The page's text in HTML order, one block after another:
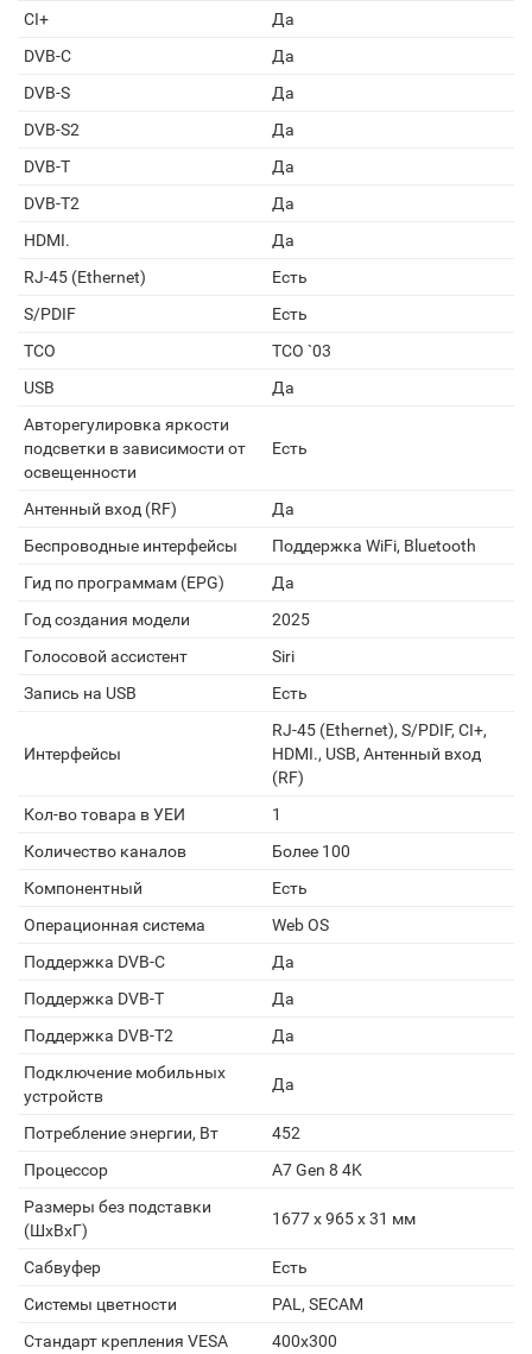
CI+
Да
DVB-C
Да
DVB-S
Да
DVB-S2
Да
DVB-T
Да
DVB-T2
Да
HDMI.
Да
RJ-45 (Ethernet)
Есть
S/PDIF
Есть
TCO
TCO `03
USB
Да
Авторегулировка яркости
подсветки в зависимости от
освещенности
Есть
Антенный вход (RF)
Да
Беспроводные интерфейсы
Поддержка WiFi, Bluetooth
Гид по программам (EPG)
Да
Год создания модели
2025
Голосовой ассистент
Siri
Запись на USB
Есть
Интерфейсы
RJ-45 (Ethernet), S/PDIF, CI+,
HDMI., USB, Антенный вход
(RF)
Кол-во товара в УЕИ
1
Количество каналов
Более 100
Компонентный
Есть
Операционная система
Web OS
Поддержка DVB-C
Да
Поддержка DVB-T
Да
Поддержка DVB-T2
Да
Подключение мобильных
устройств
Да
Потребление энергии, Вт
452
Процессор
A7 Gen 8 4K
Размеры без подставки
(ШxВxГ)
1677 x 965 x 31 мм
Сабвуфер
Есть
Системы цветности
PAL, SECAM
Стандарт крепления VESA
400x300